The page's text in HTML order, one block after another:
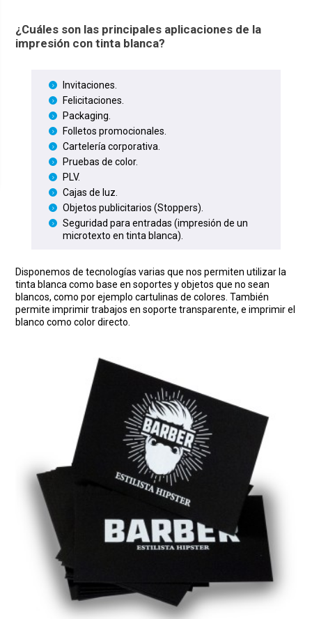
¿Cuáles son las principales aplicaciones de la
impresión con tinta blanca?
Invitaciones.
Felicitaciones.
Packaging.
Folletos promocionales.
Cartelería corporativa.
Pruebas de color.
PLV.
Cajas de luz.
Objetos publicitarios (Stoppers).
Seguridad para entradas (impresión de un
microtexto en tinta blanca).
Disponemos de tecnologías varias que nos permiten utilizar la
tinta blanca como base en soportes y objetos que no sean
blancos, como por ejemplo cartulinas de colores. También
permite imprimir trabajos en soporte transparente, e imprimir el
blanco como color directo.